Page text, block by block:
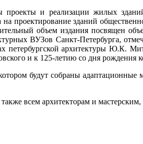
и реализации жилых
проектирование зданий
объем издания посвящен
ВУЗов Санкт-Петербурга,
архитектуры Ю.К.
и к 125-летию со дня
будут собраны
всем архитекторам и